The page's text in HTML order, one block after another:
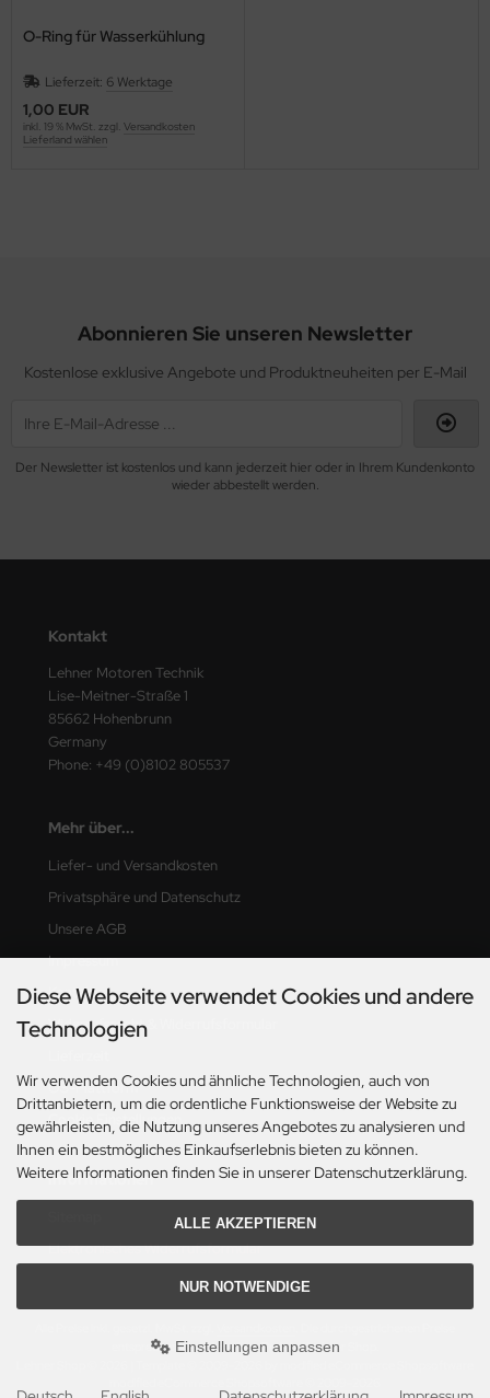
O-Ring für Wasserkühlung
Lieferzeit: 6 Werktage
1,00 EUR
inkl. 19 % MwSt. zzgl. Versandkosten
Lieferland wählen
Abonnieren Sie unseren Newsletter
Kostenlose exklusive Angebote und Produktneuheiten per E-Mail
Der Newsletter ist kostenlos und kann jederzeit hier oder in Ihrem Kundenkonto
wieder abbestellt werden.
Kontakt
Lehner Motoren Technik
Lise-Meitner-Straße 1
85662 Hohenbrunn
Germany
Phone: +49 (0)8102 805537
Mehr über...
Liefer- und Versandkosten
Privatsphäre und Datenschutz
Unsere AGB
Impressum
Kontakt
Widerrufsrecht & Widerrufsformular
OS-Plattform
Cookie Einstellungen
Informationen
Elektronisches Widerrufsformular
entsprechen dem bisherigen Preis bei Lehner Shop.
Diese Webseite verwendet Cookies und andere
Technologien
Wir verwenden Cookies und ähnliche Technologien, auch von
Drittanbietern, um die ordentliche Funktionsweise der Website zu
gewährleisten, die Nutzung unseres Angebotes zu analysieren und
Ihnen ein bestmögliches Einkaufserlebnis bieten zu können.
Weitere Informationen finden Sie in unserer Datenschutzerklärung.
ALLE AKZEPTIEREN
NUR NOTWENDIGE
Einstellungen anpassen